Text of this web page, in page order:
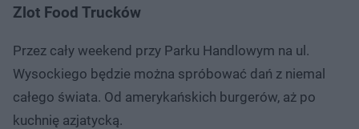
Zlot Food Trucków
Przez cały weekend przy Parku Handlowym na ul.
Wysockiego będzie można spróbować dań z niemal
całego świata. Od amerykańskich burgerów, aż po
kuchnię azjatycką.